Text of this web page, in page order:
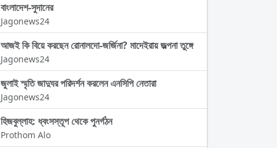
বাংলাদেশ-সুদানের
Jagonews24
আজই কি বিয়ে করছেন রোনালদো-জর্জিনা? মাদেইরায় জল্পনা তুঙ্গে
Jagonews24
জুলাই স্মৃতি জাদুঘর পরিদর্শন করলেন এনসিপি নেতারা
Jagonews24
হিজবুল্লাহ: ধ্বংসস্তূপ থেকে পুনর্গঠন
Prothom Alo